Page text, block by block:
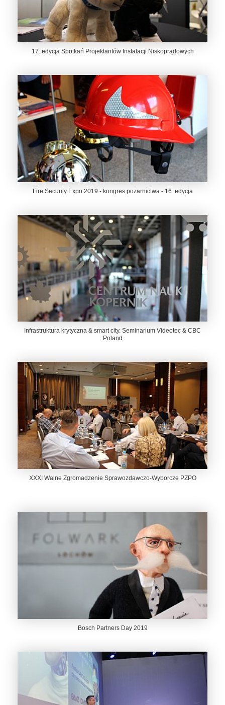
17. edycja Spotkań Projektantów Instalacji Niskoprądowych
Fire Security Expo 2019 - kongres pożarnictwa - 16. edycja
Infrastruktura krytyczna & smart city. Seminarium Videotec & CBC
Poland
XXXI Walne Zgromadzenie Sprawozdawczo-Wyborcze PZPO
Bosch Partners Day 2019